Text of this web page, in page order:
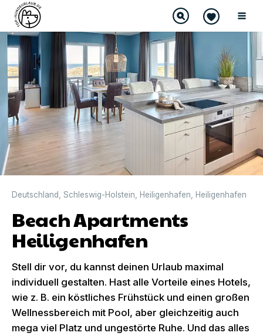
Deutschland Schleswig-Holstein Heiligenhafen Heiligenhafen
Beach Apartments
Heiligenhafen
Stell dir vor, du kannst deinen Urlaub maximal
individuell gestalten. Hast alle Vorteile eines Hotels,
wie z. B. ein köstliches Frühstück und einen großen
Wellnessbereich mit Pool, aber gleichzeitig auch
mega viel Platz und ungestörte Ruhe. Und das alles